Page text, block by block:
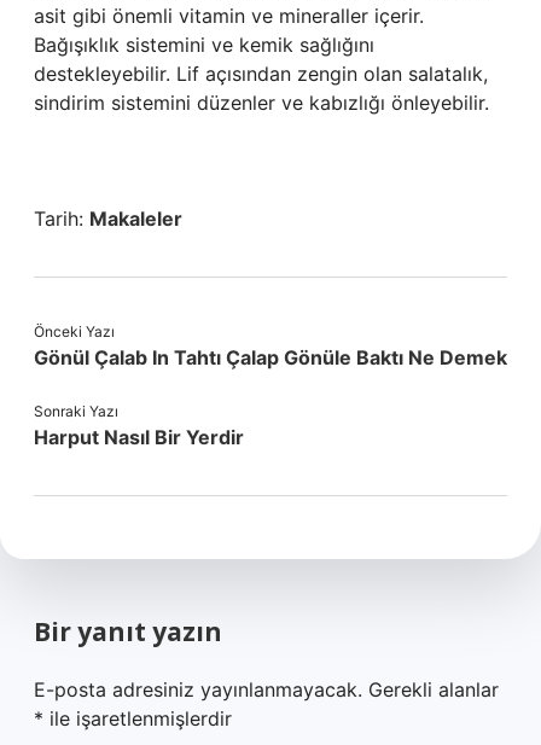
asit gibi önemli vitamin ve mineraller içerir.
Bağışıklık sistemini ve kemik sağlığını
destekleyebilir. Lif açısından zengin olan salatalık,
sindirim sistemini düzenler ve kabızlığı önleyebilir.
Tarih: Makaleler
Önceki Yazı
Gönül Çalab In Tahtı Çalap Gönüle Baktı Ne Demek
Sonraki Yazı
Harput Nasıl Bir Yerdir
Bir yanıt yazın
E-posta adresiniz yayınlanmayacak. Gerekli alanlar
* ile işaretlenmişlerdir